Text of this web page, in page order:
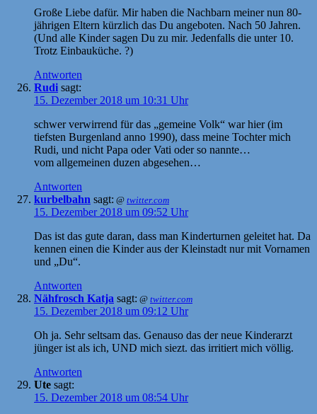
Große Liebe dafür. Mir haben die Nachbarn meiner nun 80-
jährigen Eltern kürzlich das Du angeboten. Nach 50 Jahren.
(Und alle Kinder sagen Du zu mir. Jedenfalls die unter 10.
Trotz Einbauküche. ?)
Antworten
Rudi sagt:
15. Dezember 2018 um 10:31 Uhr
schwer verwirrend für das „gemeine Volk“ war hier (im
tiefsten Burgenland anno 1990), dass meine Tochter mich
Rudi, und nicht Papa oder Vati oder so nannte…
vom allgemeinen duzen abgesehen…
Antworten
kurbelbahn sagt: @ twitter.com
15. Dezember 2018 um 09:52 Uhr
Das ist das gute daran, dass man Kinderturnen geleitet hat. Da
kennen einen die Kinder aus der Kleinstadt nur mit Vornamen
und „Du“.
Antworten
Nähfrosch Katja sagt: @ twitter.com
15. Dezember 2018 um 09:12 Uhr
Oh ja. Sehr seltsam das. Genauso das der neue Kinderarzt
jünger ist als ich, UND mich siezt. das irritiert mich völlig.
Antworten
Ute sagt:
15. Dezember 2018 um 08:54 Uhr